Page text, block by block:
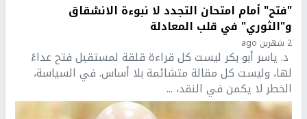
"فتح" أمام امتحان التجدد لا نبوءة الانشقاق
و"الثوري" في قلب المعادلة
2 شهرين ago
د. ياسر أبو بكر ليست كل قراءة قلقة لمستقبل فتح عداءً
لها، وليست كل مقالة متشائمة بلا أساس. في السياسة،
الخطر لا يكمن في النقد، ...